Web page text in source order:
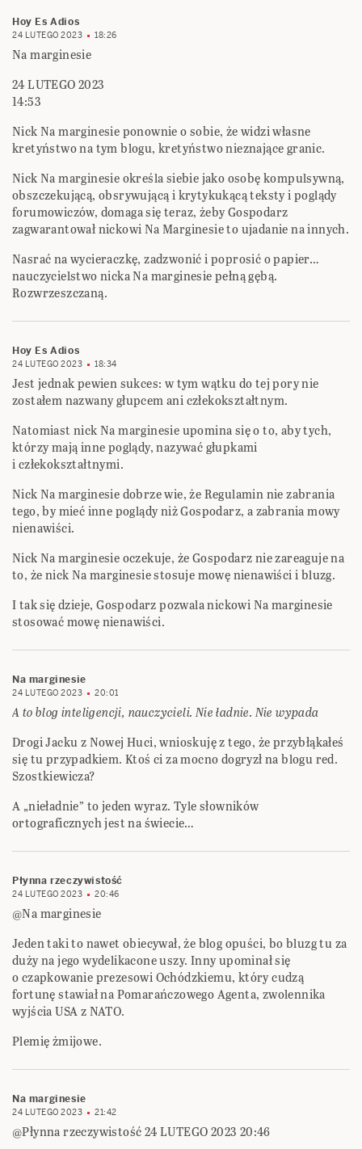
Hoy Es Adios
24 LUTEGO 2023 18:26
Na marginesie
24 LUTEGO 2023
14:53
Nick Na marginesie ponownie o sobie, że widzi własne
kretyństwo na tym blogu, kretyństwo nieznające granic.
Nick Na marginesie określa siebie jako osobę kompulsywną,
obszczekującą, obsrywującą i krytykukącą teksty i poglądy
forumowiczów, domaga się teraz, żeby Gospodarz
zagwarantował nickowi Na Marginesie to ujadanie na innych.
Nasrać na wycieraczkę, zadzwonić i poprosić o papier…
nauczycielstwo nicka Na marginesie pełną gębą.
Rozwrzeszczaną.
Hoy Es Adios
24 LUTEGO 2023 18:34
Jest jednak pewien sukces: w tym wątku do tej pory nie
zostałem nazwany głupcem ani człekokształtnym.
Natomiast nick Na marginesie upomina się o to, aby tych,
którzy mają inne poglądy, nazywać głupkami
i człekokształtnymi.
Nick Na marginesie dobrze wie, że Regulamin nie zabrania
tego, by mieć inne poglądy niż Gospodarz, a zabrania mowy
nienawiści.
Nick Na marginesie oczekuje, że Gospodarz nie zareaguje na
to, że nick Na marginesie stosuje mowę nienawiści i bluzg.
I tak się dzieje, Gospodarz pozwala nickowi Na marginesie
stosować mowę nienawiści.
Na marginesie
24 LUTEGO 2023 20:01
A to blog inteligencji, nauczycieli. Nie ładnie. Nie wypada
Drogi Jacku z Nowej Huci, wnioskuję z tego, że przybłąkałeś
się tu przypadkiem. Ktoś ci za mocno dogryzł na blogu red.
Szostkiewicza?
A „nieładnie” to jeden wyraz. Tyle słowników
ortograficznych jest na świecie…
Płynna rzeczywistość
24 LUTEGO 2023 20:46
@Na marginesie
Jeden taki to nawet obiecywał, że blog opuści, bo bluzg tu za
duży na jego wydelikacone uszy. Inny upominał się
o czapkowanie prezesowi Ochódzkiemu, który cudzą
fortunę stawiał na Pomarańczowego Agenta, zwolennika
wyjścia USA z NATO.
Plemię żmijowe.
Na marginesie
24 LUTEGO 2023 21:42
@Płynna rzeczywistość 24 LUTEGO 2023 20:46